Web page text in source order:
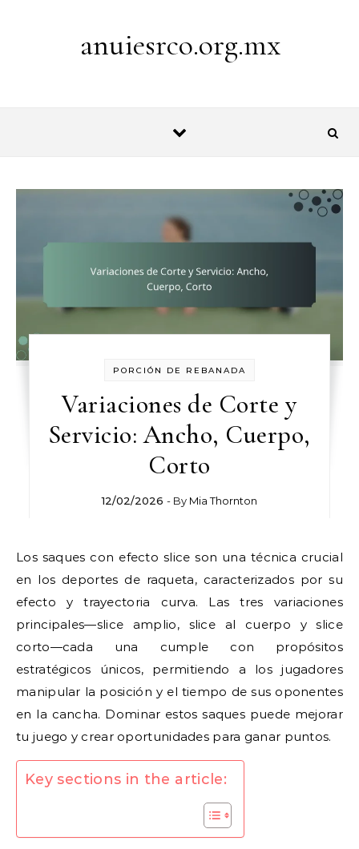
anuiesrco.org.mx
PORCIÓN DE REBANADA
Variaciones de Corte y
Servicio: Ancho, Cuerpo,
Corto
12/02/2026 - By Mia Thornton
Los saques con efecto slice son una técnica crucial
en los deportes de raqueta, caracterizados por su
efecto y trayectoria curva. Las tres variaciones
principales—slice amplio, slice al cuerpo y slice
corto—cada una cumple con propósitos
estratégicos únicos, permitiendo a los jugadores
manipular la posición y el tiempo de sus oponentes
en la cancha. Dominar estos saques puede mejorar
tu juego y crear oportunidades para ganar puntos.
Key sections in the article: